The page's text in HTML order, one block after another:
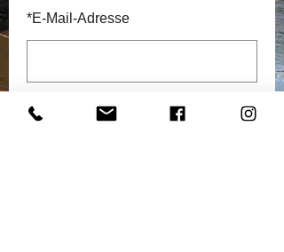
*E-Mail-Adresse